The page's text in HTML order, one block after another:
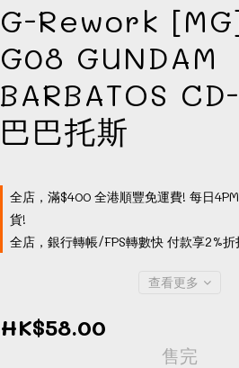
G-Rework
G08 GUNDAM
BARBATOS
巴巴托斯
全店，滿$400 全港順豐免運費! 每日
貨!
全店，銀行轉帳/FPS轉數快 付款享2%折
查看更多
HK$58.00
售完